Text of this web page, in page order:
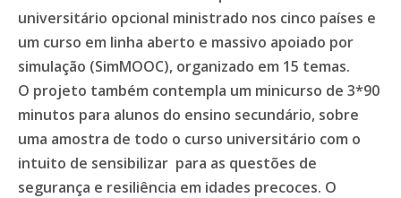
universitário opcional ministrado nos cinco países e
um curso em linha aberto e massivo apoiado por
simulação (SimMOOC), organizado em 15 temas.
O projeto também contempla um minicurso de 3*90
minutos para alunos do ensino secundário, sobre
uma amostra de todo o curso universitário com o
intuito de sensibilizar para as questões de
segurança e resiliência em idades precoces. O